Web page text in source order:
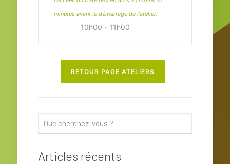
minutes avant le démarrage de l'atelier.
10h00 - 11h00
RETOUR PAGE ATELIERS
Articles récents